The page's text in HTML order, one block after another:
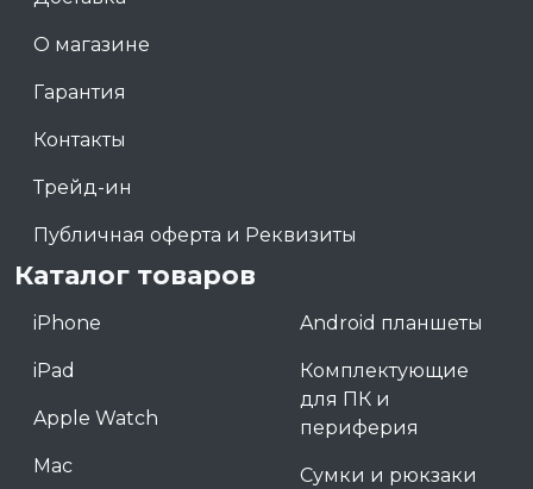
О магазине
Гарантия
Контакты
Трейд-ин
Публичная оферта и Реквизиты
Каталог товаров
iPhone
iPad
Apple Watch
Mac
Android планшеты
Комплектующие
для ПК и
периферия
Сумки и рюкзаки